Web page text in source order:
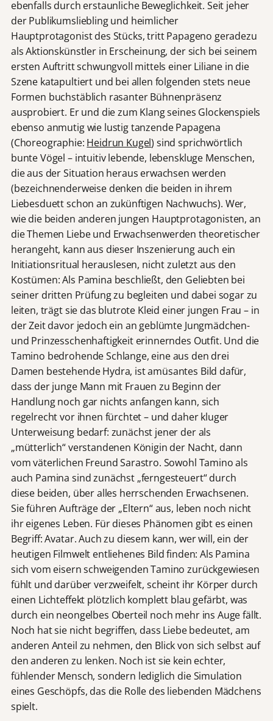
ebenfalls durch erstaunliche Beweglichkeit. Seit jeher
der Publikumsliebling und heimlicher
Hauptprotagonist des Stücks, tritt Papageno geradezu
als Aktionskünstler in Erscheinung, der sich bei seinem
ersten Auftritt schwungvoll mittels einer Liliane in die
Szene katapultiert und bei allen folgenden stets neue
Formen buchstäblich rasanter Bühnenpräsenz
ausprobiert. Er und die zum Klang seines Glockenspiels
ebenso anmutig wie lustig tanzende Papagena
(Choreographie: Heidrun Kugel) sind sprichwörtlich
bunte Vögel – intuitiv lebende, lebenskluge Menschen,
die aus der Situation heraus erwachsen werden
(bezeichnenderweise denken die beiden in ihrem
Liebesduett schon an zukünftigen Nachwuchs). Wer,
wie die beiden anderen jungen Hauptprotagonisten, an
die Themen Liebe und Erwachsenwerden theoretischer
herangeht, kann aus dieser Inszenierung auch ein
Initiationsritual herauslesen, nicht zuletzt aus den
Kostümen: Als Pamina beschließt, den Geliebten bei
seiner dritten Prüfung zu begleiten und dabei sogar zu
leiten, trägt sie das blutrote Kleid einer jungen Frau – in
der Zeit davor jedoch ein an geblümte Jungmädchen-
und Prinzesschenhaftigkeit erinnerndes Outfit. Und die
Tamino bedrohende Schlange, eine aus den drei
Damen bestehende Hydra, ist amüsantes Bild dafür,
dass der junge Mann mit Frauen zu Beginn der
Handlung noch gar nichts anfangen kann, sich
regelrecht vor ihnen fürchtet – und daher kluger
Unterweisung bedarf: zunächst jener der als
„mütterlich“ verstandenen Königin der Nacht, dann
vom väterlichen Freund Sarastro. Sowohl Tamino als
auch Pamina sind zunächst „ferngesteuert“ durch
diese beiden, über alles herrschenden Erwachsenen.
Sie führen Aufträge der „Eltern“ aus, leben noch nicht
ihr eigenes Leben. Für dieses Phänomen gibt es einen
Begriff: Avatar. Auch zu diesem kann, wer will, ein der
heutigen Filmwelt entliehenes Bild finden: Als Pamina
sich vom eisern schweigenden Tamino zurückgewiesen
fühlt und darüber verzweifelt, scheint ihr Körper durch
einen Lichteffekt plötzlich komplett blau gefärbt, was
durch ein neongelbes Oberteil noch mehr ins Auge fällt.
Noch hat sie nicht begriffen, dass Liebe bedeutet, am
anderen Anteil zu nehmen, den Blick von sich selbst auf
den anderen zu lenken. Noch ist sie kein echter,
fühlender Mensch, sondern lediglich die Simulation
eines Geschöpfs, das die Rolle des liebenden Mädchens
spielt.